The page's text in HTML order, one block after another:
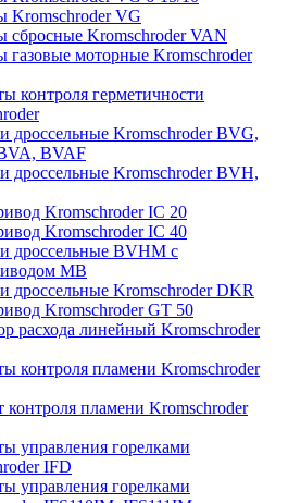
Kromschroder VG
сбросные Kromschroder VAN
газовые моторные Kromschroder
контроля герметичности
дроссельные Kromschroder BVG,
BVAF
дроссельные Kromschroder BVH,
Kromschroder IC 20
Kromschroder IC 40
дроссельные BVHM с
МВ
дроссельные Kromschroder DKR
Kromschroder GT 50
расхода линейный Kromschroder
контроля пламени Kromschroder
контроля пламени Kromschroder
управления горелками
IFD
управления горелками